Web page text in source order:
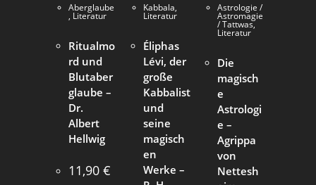
Aberglaube
, Literatur
Ritualmo
rd und
Blutaber
glaube –
Dr.
Albert
Hellwig
11,90€
Kabbala,
Literatur
Éliphas
Lévi, der
große
Kabbalist
und
seine
magisch
en
Werke –
Astrologie /
Astromagie
/ Tattwas,
Literatur
Die
magisch
e
Astrologi
e –
Agrippa
von
Nettesh